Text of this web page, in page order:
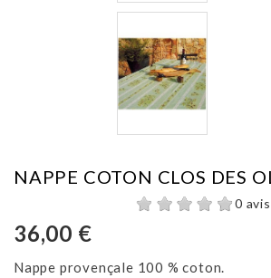
NAPPE COTON CLOS DES
0 avis
36,00 €
Nappe provençale 100 % coton.